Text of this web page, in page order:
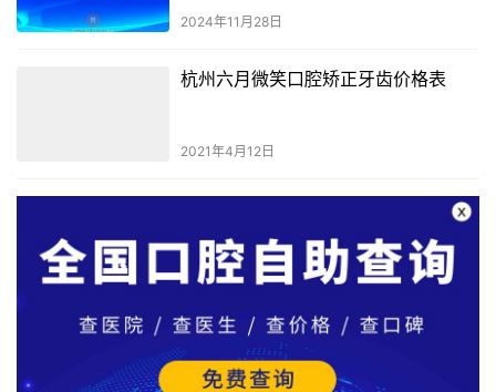
2024年11月28日
杭州六月微笑口腔矫正牙齿价格表
2021年4月12日